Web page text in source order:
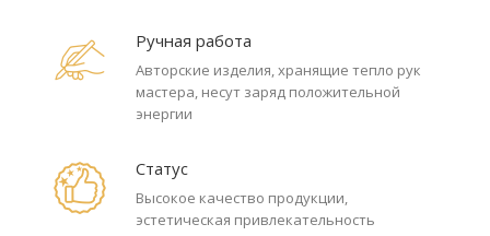
Ручная работа
Авторские изделия, хранящие тепло рук
мастера, несут заряд положительной
энергии
Статус
Высокое качество продукции,
эстетическая привлекательность